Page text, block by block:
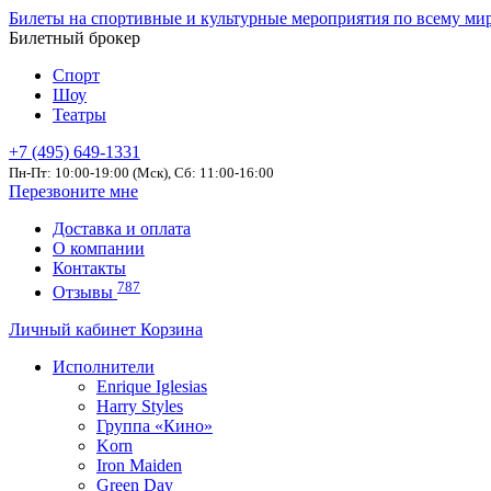
Билеты на спортивные и культурные мероприятия по всему
Билетный брокер
Спорт
Шоу
Театры
+7 (495) 649-1331
Пн-Пт: 10:00-19:00 (Мск), Сб: 11:00-16:00
Перезвоните мне
Доставка и оплата
О компании
Контакты
Отзывы 787
Личный кабинет Корзина
Исполнители
Enrique Iglesias
Harry Styles
Группа «Кино»
Korn
Iron Maiden
Green Day